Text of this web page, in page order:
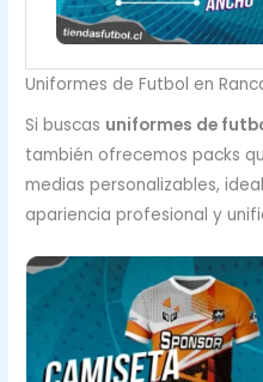
Uniformes de Futbol en
Si buscas uniformes de
también ofrecemos packs
medias personalizables,
apariencia profesional y